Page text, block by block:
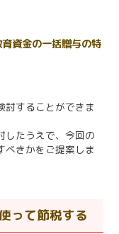
資金の一括贈与の特
討することができま
したうえで、今回の
べきかをご提案しま
って節税する